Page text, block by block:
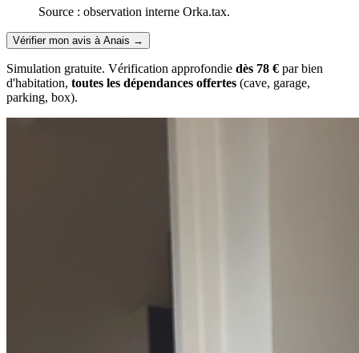
Source : observation interne Orka.tax.
Vérifier mon avis à Anais →
Simulation gratuite. Vérification approfondie dès 78 € par bien
d'habitation, toutes les dépendances offertes (cave, garage,
parking, box).